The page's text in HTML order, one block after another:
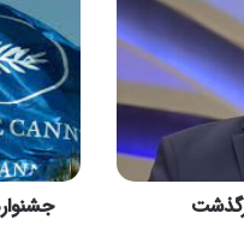
و
ر
ه
ف
ی